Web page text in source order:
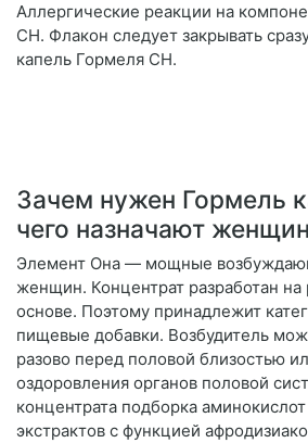
Аллергические реакции на
СН. Флакон следует закрывать
капель Гормеля СН.
Зачем нужен Гормель
чего назначают
Элемент Она — мощные
женщин. Концентрат разработан на
основе. Поэтому принадлежит
пищевые добавки. Возбудитель
разово перед половой близостью
оздоровления органов половой
концентрата подборка
экстрактов с функцией